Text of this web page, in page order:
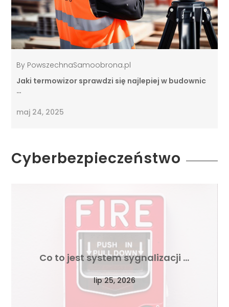
By PowszechnaSamoobrona.pl
Jaki termowizor sprawdzi się najlepiej w budownic
…
maj 24, 2025
Cyberbezpieczeństwo
Co to jest system sygnalizacji …
lip 25, 2026